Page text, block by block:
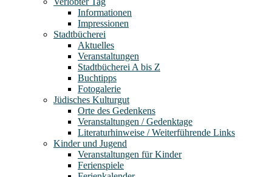
Informationen
Impressionen
Stadtbücherei
Aktuelles
Veranstaltungen
Stadtbücherei A bis Z
Buchtipps
Fotogalerie
Jüdisches Kulturgut
Orte des Gedenkens
Veranstaltungen / Gedenktage
Literaturhinweise / Weiterführende Links
Kinder und Jugend
Veranstaltungen für Kinder
Ferienspiele